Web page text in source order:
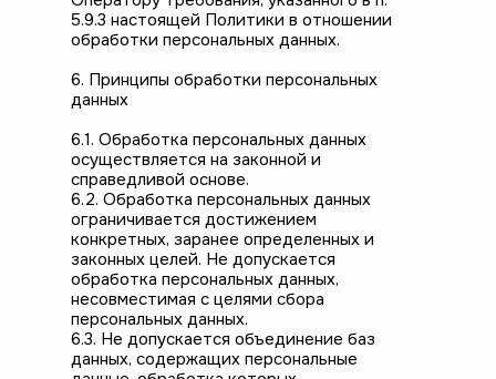
5.9.3 настоящей Политики в отношении
обработки персональных данных.
6. Принципы обработки персональных
данных
6.1. Обработка персональных данных
осуществляется на законной и
справедливой основе.
6.2. Обработка персональных данных
ограничивается достижением
конкретных, заранее определенных и
законных целей. Не допускается
обработка персональных данных,
несовместимая с целями сбора
персональных данных.
6.3. Не допускается объединение баз
данных, содержащих персональные